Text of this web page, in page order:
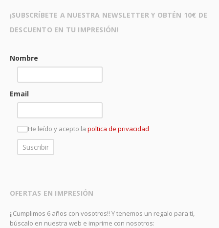
¡SUBSCRÍBETE A NUESTRA NEWSLETTER Y OBTÉN 10€ DE
DESCUENTO EN TU IMPRESIÓN!
Nombre
Email
He leído y acepto la poltica de privacidad
OFERTAS EN IMPRESIÓN
¡¡Cumplimos 6 años con vosotros!! Y tenemos un regalo para ti,
búscalo en nuestra web e imprime con nosotros: